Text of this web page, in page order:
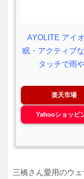
AYOLITE アイ
眠・アクティブ
タッチで雨
楽天市場
Yahooショッピ
三橋さん愛用のウ